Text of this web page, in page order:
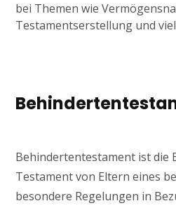
bei Themen wie
Testamentserstellung und
Behindertentestament ist die
Testament von Eltern eines
besondere Regelungen in